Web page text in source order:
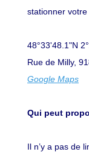
stationner
48°33'48.1"N
Rue de Milly,
Google Maps
Qui peut
Il n’y a pas de